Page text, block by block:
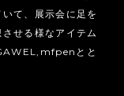
て、展示会に足を
せる様なアイテム
とと